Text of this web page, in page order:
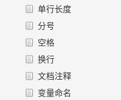
单行长度
分号
空格
换行
文档注释
变量命名